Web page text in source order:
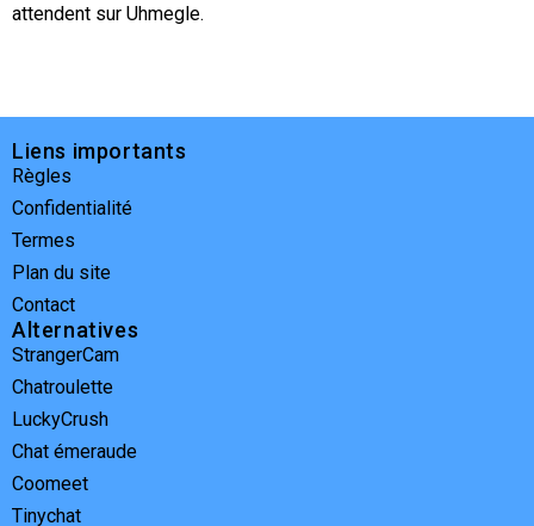
attendent sur Uhmegle.
Liens importants
Règles
Confidentialité
Termes
Plan du site
Contact
Alternatives
StrangerCam
Chatroulette
LuckyCrush
Chat émeraude
Coomeet
Tinychat